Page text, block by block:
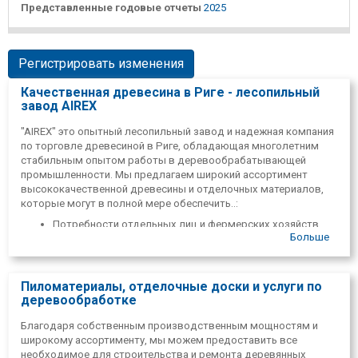
Представленные годовые отчеты 2025
Регистрировать изменения
Качественная древесина в Риге - лесопильный
завод AIREX
"AIREX" это опытный лесопильный завод и надежная компания
по торговле древесиной в Риге, обладающая многолетним
стабильным опытом работы в деревообрабатывающей
промышленности. Мы предлагаем широкий ассортимент
высококачественной древесины и отделочных материалов,
которые могут в полной мере обеспечить..:
Потребности отдельных лиц и фермерских хозяйств,
Наша главная цель — предоставить клиентам надежные,
долговечные и экономически эффективные решения в
отделочных проектов любого масштаба.
Больше
Пиломатериалы, отделочные доски и услуги по
деревообработке
Благодаря собственным производственным мощностям и
широкому ассортименту, мы можем предоставить все
необходимое для строительства и ремонта деревянных